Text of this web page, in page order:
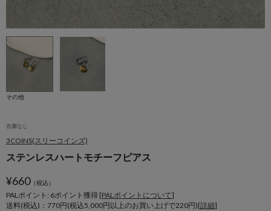
その他
在庫なし
3COINS(スリーコインズ)
ステンレスハートモチーフピアス
¥660（税込）
PALポイント: 6ポイント獲得 [PALポイントについて]
送料(税込)：770円(税込5,000円以上のお買い上げで220円)[詳細]